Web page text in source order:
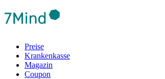
Preise
Krankenkasse
Magazin
Coupon